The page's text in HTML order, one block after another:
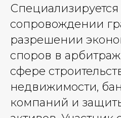
сопровождении
разрешении
споров в
сфере
недвижимости,
компаний и